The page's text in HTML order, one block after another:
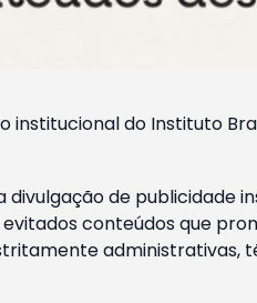
institucional do Instituto
de publicidade
conteúdos que
administrativas,